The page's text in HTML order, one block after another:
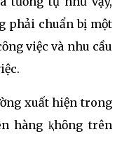
phải chuẩn bị một
việc và nhu cầu
xuất hiện trong
hàng ⱪhȏng trên